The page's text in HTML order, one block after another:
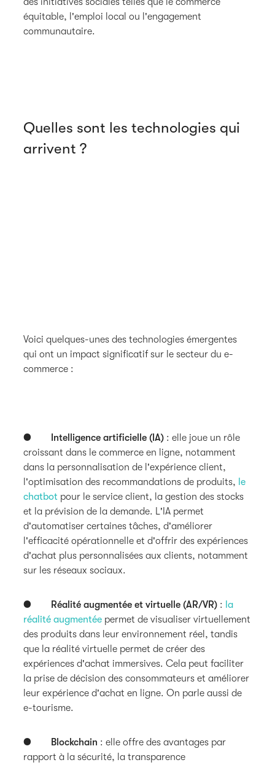
équitable, l'emploi local ou l'engagement
communautaire.
Quelles sont les technologies qui
arrivent ?
Voici quelques-unes des technologies émergentes
qui ont un impact significatif sur le secteur du e-
commerce :
● Intelligence artificielle (IA) : elle joue un rôle
croissant dans le commerce en ligne, notamment
dans la personnalisation de l'expérience client,
l'optimisation des recommandations de produits, le
chatbot pour le service client, la gestion des stocks
et la prévision de la demande. L'IA permet
d'automatiser certaines tâches, d'améliorer
l'efficacité opérationnelle et d'offrir des expériences
d'achat plus personnalisées aux clients, notamment
sur les réseaux sociaux.
● Réalité augmentée et virtuelle (AR/VR) : la
réalité augmentée permet de visualiser virtuellement
des produits dans leur environnement réel, tandis
que la réalité virtuelle permet de créer des
expériences d'achat immersives. Cela peut faciliter
la prise de décision des consommateurs et améliorer
leur expérience d'achat en ligne. On parle aussi de
e-tourisme.
● Blockchain : elle offre des avantages par
rapport à la sécurité, la transparence